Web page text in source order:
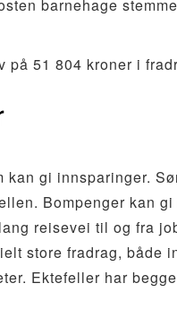
barnehage
på 51 804 kroner i
kan gi innsparinger.
Bompenger kan
reisevei til og fra
store fradrag, både
Ektefeller har